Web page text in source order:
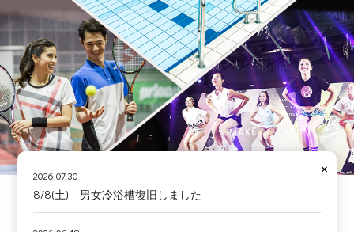
×
2026.07.30
8/8(土) 男女冷浴槽復旧しました